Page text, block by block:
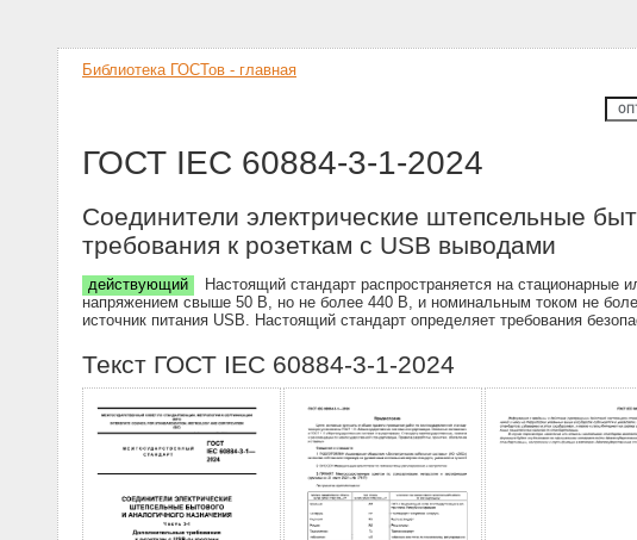
Библиотека ГОСТов - главная
ГОСТ IEC 60884-3-1-2024
Соединители электрические штепсельные
требования к розеткам с USB выводами
действующий
Настоящий стандарт распространяется на
напряжением свыше 50 В, но не более 440 В, и номинальным током не
источник питания USB. Настоящий стандарт определяет требования
Текст ГОСТ IEC 60884-3-1-2024